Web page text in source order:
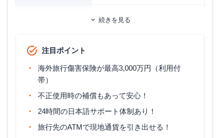
ETCカード年会費
ETCカード発行期間 10日～2週間ほど
ポイント名 エポスポイント
締め日：毎月4日または27日・支払
続きを見る
注目ポイント
海外旅行傷害保険が最高3,000万円（利用付
帯）
不正使用時の補償もあって安心！
24時間の日本語サポート体制あり！
旅行先のATMで現地通貨を引き出せる！